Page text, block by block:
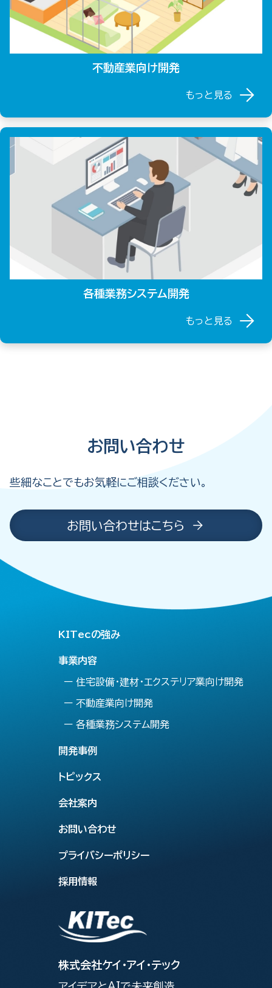
不動産業向け開発
もっと見る
各種業務システム開発
もっと見る
お問い合わせ
些細なことでもお気軽にご相談ください。
お問い合わせはこちら
株式会社ケイ・アイ・テック
KITecの強み
事業内容
ー 住宅設備・建材・エクステリア業向け開発
ー 不動産業向け開発
ー 各種業務システム開発
開発事例
トピックス
会社案内
お問い合わせ
プライバシーポリシー
採用情報